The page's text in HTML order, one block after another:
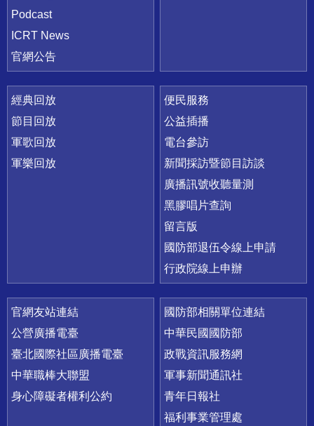
Podcast
ICRT News
官網公告
經典回放
節目回放
軍歌回放
軍樂回放
便民服務
公益插播
電台參訪
新聞採訪暨節目訪談
廣播訊號收聽量測
黑膠唱片查詢
留言版
國防部退伍令線上申請
行政院線上申辦
官網友站連結
公營廣播電臺
臺北國際社區廣播電臺
中華職棒大聯盟
身心障礙者權利公約
國防部相關單位連結
中華民國國防部
政戰資訊服務網
軍事新聞通訊社
青年日報社
福利事業管理處